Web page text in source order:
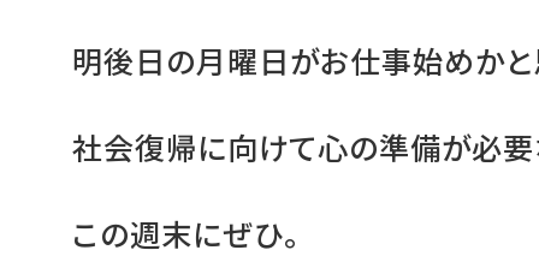
明後日の月曜日がお仕事始めかと
社会復帰に向けて心の準備が必
この週末にぜひ。